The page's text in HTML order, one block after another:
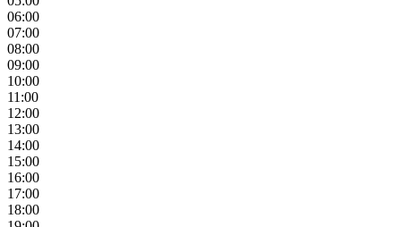
06:00
07:00
08:00
09:00
10:00
11:00
12:00
13:00
14:00
15:00
16:00
17:00
18:00